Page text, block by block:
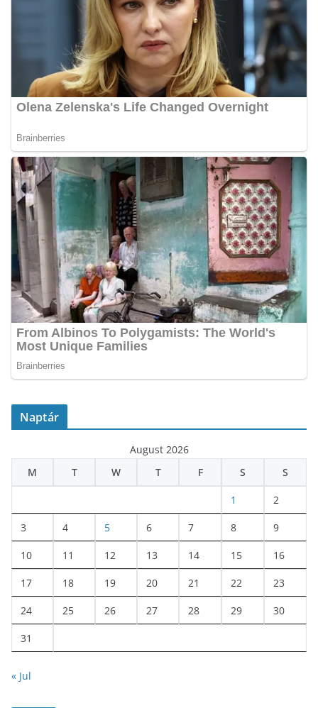
Naptár
August 2026
M
T W T F S S
1 2
3 4 5 6 7 8 9
10 11 12 13 14 15 16
17 18 19 20 21 22 23
24 25 26 27 28 29 30
31
« Jul